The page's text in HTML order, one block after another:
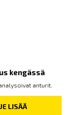
kengässä
anturit.
LISÄÄ